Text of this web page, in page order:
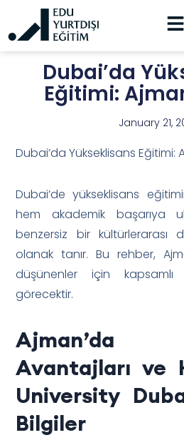
Dubai’da
Eğitimi:
January 21,
Dubai’da Yükseklisans Eğitimi:
Dubai’de yükseklisans
hem akademik başarıya
benzersiz bir kültürlerarası
olanak tanır. Bu rehber,
düşünenler için
görecektir.
Avantajları ve
University
Bilgiler